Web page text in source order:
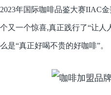
2023年国际咖啡品鉴大赛IIAC
个又一个惊喜,真正践行了“让人
么是“真正好喝不贵的好咖啡”。